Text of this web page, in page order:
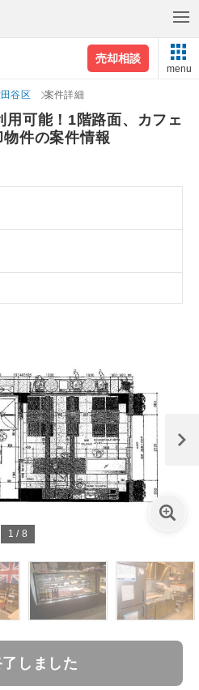
売却相談
menu
谷区 案件詳細
可能！1階路面、カフェ
件の案件情報
1 / 8
しました